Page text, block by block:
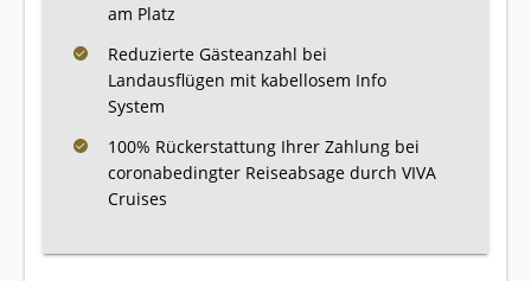
am Platz
Reduzierte Gästeanzahl bei
Landausflügen mit kabellosem Info
System
100% Rückerstattung Ihrer Zahlung bei
coronabedingter Reiseabsage durch VIVA
Cruises